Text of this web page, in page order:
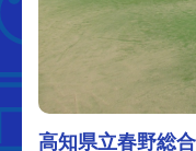
高知県立春野総